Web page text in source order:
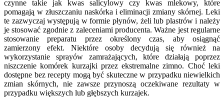
czynne takie jak kwas salicylowy czy kwas mlekowy, które
pomagają w złuszczaniu naskórka i eliminacji zmiany skórnej. Leki
te zazwyczaj występują w formie płynów, żeli lub plastrów i należy
je stosować zgodnie z zaleceniami producenta. Ważne jest regularne
stosowanie preparatu przez określony czas, aby osiągnąć
zamierzony efekt. Niektóre osoby decydują się również na
wykorzystanie sprayów zamrażających, które działają poprzez
niszczenie komórek kurzajki przez ekstremalne zimno. Choć leki
dostępne bez recepty mogą być skuteczne w przypadku niewielkich
zmian skórnych, nie zawsze przynoszą oczekiwane rezultaty w
przypadku większych lub głębszych kurzajek.